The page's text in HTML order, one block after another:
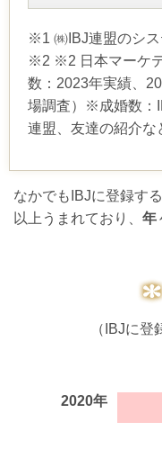
※1 ㈱IBJ連盟のシ
※2 ※2 日本マーケ
数：2023年実績、
場調査）※成婚数：
連盟、友達の紹介な
なかでもIBJに登録す
以上うまれており、 年
（IBJに登
2020年